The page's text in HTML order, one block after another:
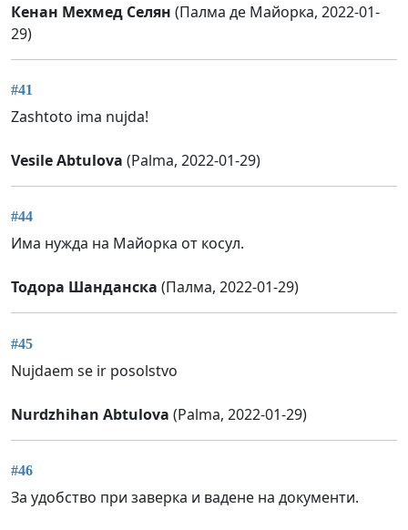
Кенан Мехмед Селян (Палма де Майорка, 2022-01-
29)
#41
Zashtoto ima nujda!
Vesile Abtulova (Palma, 2022-01-29)
#44
Има нужда на Майорка от косул.
Тодора Шанданска (Палма, 2022-01-29)
#45
Nujdaem se ir posolstvo
Nurdzhihan Abtulova (Palma, 2022-01-29)
#46
За удобство при заверка и вадене на документи.